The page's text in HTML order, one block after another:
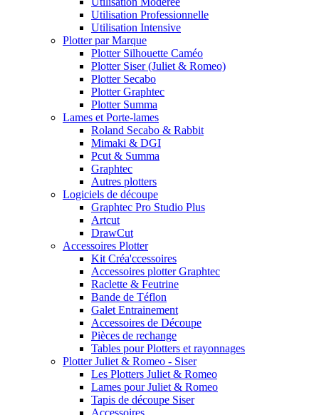
Utilisation Professionnelle
Utilisation Intensive
Plotter par Marque
Plotter Silhouette Caméo
Plotter Siser (Juliet & Romeo)
Plotter Secabo
Plotter Graphtec
Plotter Summa
Lames et Porte-lames
Roland Secabo & Rabbit
Mimaki & DGI
Pcut & Summa
Graphtec
Autres plotters
Logiciels de découpe
Graphtec Pro Studio Plus
Artcut
DrawCut
Accessoires Plotter
Kit Créa'ccessoires
Accessoires plotter Graphtec
Raclette & Feutrine
Bande de Téflon
Galet Entrainement
Accessoires de Découpe
Pièces de rechange
Tables pour Plotters et rayonnages
Plotter Juliet & Romeo - Siser
Les Plotters Juliet & Romeo
Lames pour Juliet & Romeo
Tapis de découpe Siser